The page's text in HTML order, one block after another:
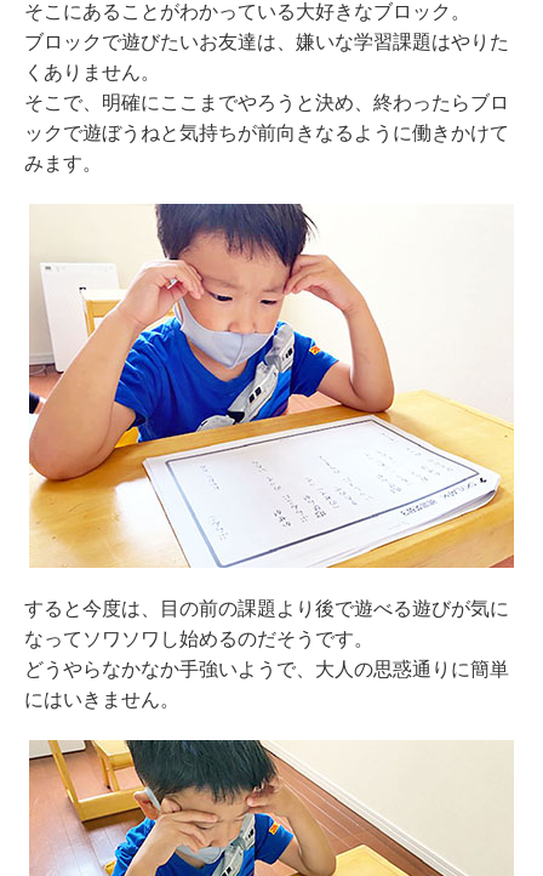
そこにあることがわかっている大好きなブロック。
ブロックで遊びたいお友達は、嫌いな学習課題はやりた
くありません。
そこで、明確にここまでやろうと決め、終わったらブロ
ックで遊ぼうねと気持ちが前向きなるように働きかけて
みます。
すると今度は、目の前の課題より後で遊べる遊びが気に
なってソワソワし始めるのだそうです。
どうやらなかなか手強いようで、大人の思惑通りに簡単
にはいきません。